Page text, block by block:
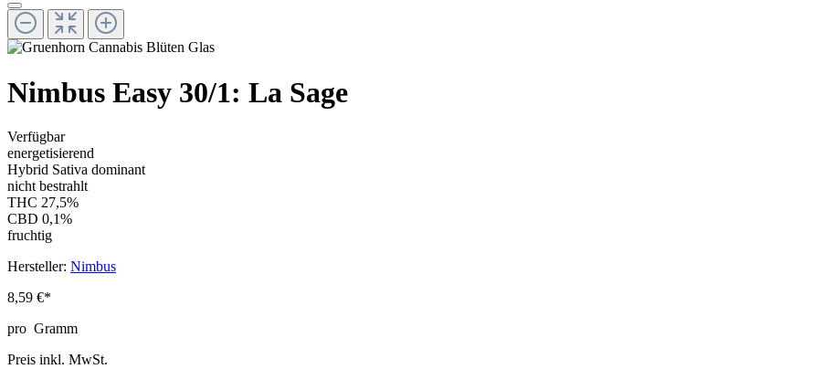
Nimbus Easy 30/1: La Sage
Verfügbar
energetisierend
Hybrid Sativa dominant
nicht bestrahlt
THC 27,5%
CBD 0,1%
fruchtig
Hersteller: Nimbus
8,59 €*
pro Gramm
Preis inkl. MwSt.